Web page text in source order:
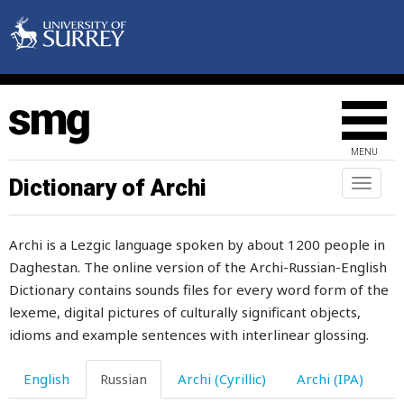
MENU
Toggle
Dictionary of Archi
Archi is a Lezgic language spoken by about 1200 people in
Daghestan. The online version of the Archi-Russian-English
Dictionary contains sounds files for every word form of the
lexeme, digital pictures of culturally significant objects,
idioms and example sentences with interlinear glossing.
English Russian Archi (Cyrillic) Archi (IPA)
мера
мериться
мерка
мероприятие
месить
местность
месторождение